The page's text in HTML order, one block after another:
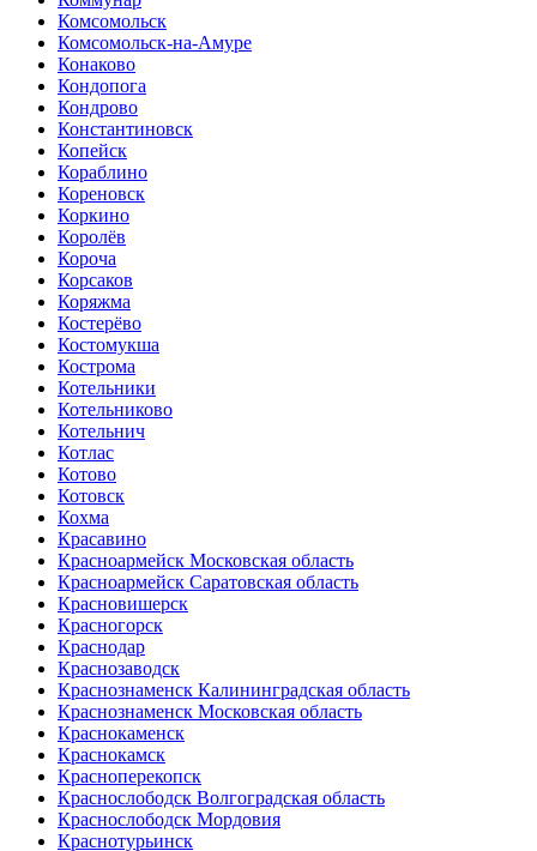
Комсомольск
Комсомольск-на-Амуре
Конаково
Кондопога
Кондрово
Константиновск
Копейск
Кораблино
Кореновск
Коркино
Королёв
Короча
Корсаков
Коряжма
Костерёво
Костомукша
Кострома
Котельники
Котельниково
Котельнич
Котлас
Котово
Котовск
Кохма
Красавино
Красноармейск Московская область
Красноармейск Саратовская область
Красновишерск
Красногорск
Краснодар
Краснозаводск
Краснознаменск Калининградская область
Краснознаменск Московская область
Краснокаменск
Краснокамск
Красноперекопск
Краснослободск Волгоградская область
Краснослободск Мордовия
Краснотурьинск